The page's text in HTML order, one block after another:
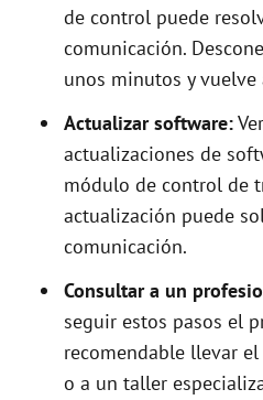
de control puede
comunicación.
unos minutos y vuelve
Actualizar software:
actualizaciones de
módulo de control de
actualización puede
comunicación.
Consultar a un
seguir estos pasos el
recomendable llevar
o a un taller